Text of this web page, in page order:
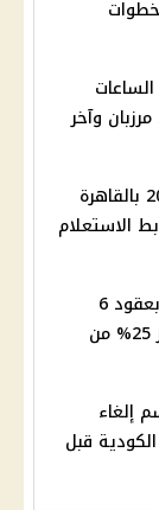
وآخر
نتيجة الشهادة الإعدادية 2026 بالقاهرة
الاستعلام
شقق الإيجار التمليكي 2026 بعقود 6
سنوات وايجار شهري لا يتجاوز 25% من
لحسم إلغاء
قبل